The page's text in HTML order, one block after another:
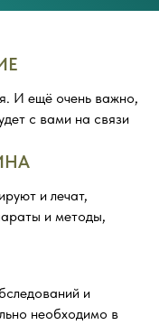
И ещё очень важно,
с вами на связи
и лечат,
и методы,
и
необходимо в